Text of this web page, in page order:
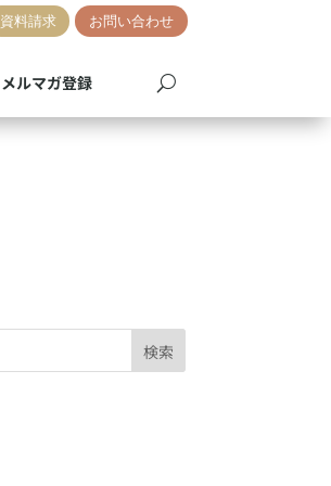
資料請求 お問い合わせ
メルマガ登録
検索